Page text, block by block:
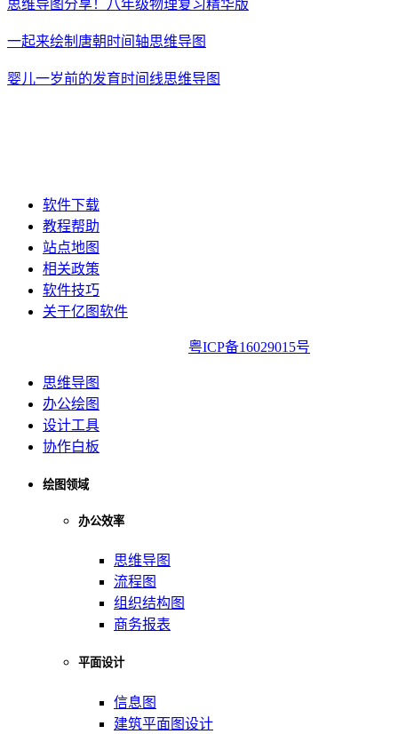
思维导图分享！八年级物理复习精华版
一起来绘制唐朝时间轴思维导图
婴儿一岁前的发育时间线思维导图
软件下载
教程帮助
站点地图
相关政策
软件技巧
关于亿图软件
粤ICP备16029015号
思维导图
办公绘图
设计工具
协作白板
绘图领域
办公效率
思维导图
流程图
组织结构图
商务报表
平面设计
信息图
建筑平面图设计